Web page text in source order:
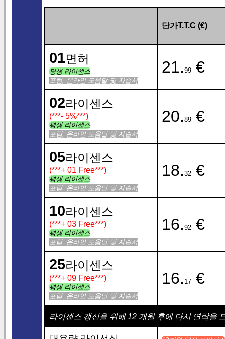
단가T.T.C (€)
01면허
평생 라이센스
포럼, 온라인 도움말 및 자습서
21. 99 €
02라이센스
(***- 5%***)
평생 라이센스
포럼, 온라인 도움말 및 자습서
20. 89 €
05라이센스
(***+ 01 Free***)
평생 라이센스
포럼, 온라인 도움말 및 자습서
18. 32 €
10라이센스
(***+ 03 Free***)
평생 라이센스
포럼, 온라인 도움말 및 자습서
16. 92 €
25라이센스
(***+ 09 Free***)
평생 라이센스
포럼, 온라인 도움말 및 자습서
16. 17 €
라이센스 갱신을 위해 12 개월 후에 다시 연락을